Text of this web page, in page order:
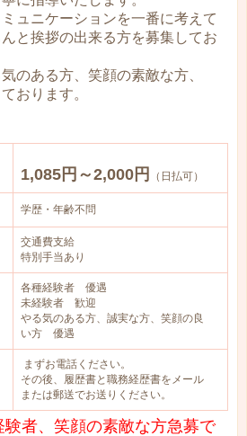
ュニケーションを一番に考えて
と挨拶の出来る方を募集してお
のある方、笑顔の素敵な方、
おります。
1,085円～2,000円 （日払可）
学歴・年齢不問
交通費支給
特別手当あり
各種経験者 優遇
未経験者 歓迎
やる気のある方、誠実な方、笑顔の良
い方 優遇
まずお電話ください。
その後、履歴書と職務経歴書をメール
または郵送でお送りください。
験者、笑顔の素敵な方急募で